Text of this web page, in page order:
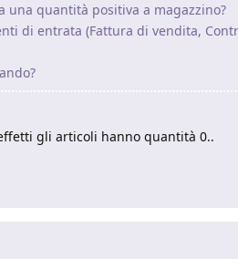
una quantità positiva a magazzino?
di entrata (Fattura di vendita,
gli articoli hanno quantità 0..